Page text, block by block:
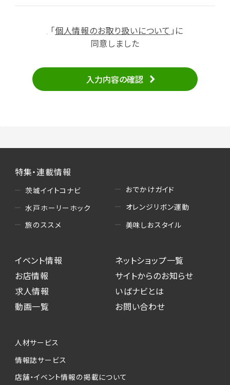
・メールマガジン、お知らせ、広告等の配信
（2）ユーザーからのお問い合わせへの対応
せの内容確認、返答
・当サービスの品質改善
・読者プレゼント、アンケート等、当サービスが実
施するキャンペーンの抽選、当選者への連絡及
び発送 ・ユーザーの趣向や属性情報等の分析
（5）広告主への問い合わせ・応募等への対応
・本サービスを通じて求人広告に応募した際の
選考に関する連絡
・本サービスを通じて店舗への来店予約を登録
した際の内容確認、返答
本サービスが収集する個人情報は、ご本人の意
ービスの実施にあたりそれぞれ必要となる項目
を入力いただかない場合は、各々のサービスを
「個人情報のお取り扱いについて 」に
同意しました
入力内容の確認
特集・連載情報
茨城イイトコナビ
水戸ホーリーホック
旅のススメ
おでかけガイド
オレンジリボン運動
美味しおスタイル
イベント情報
お店情報
求人情報
動画一覧
ネットショップ一覧
サイトからのお知らせ
いばナビとは
お問い合わせ
人材サービス
情報誌サービス
店舗・イベント情報の掲載について